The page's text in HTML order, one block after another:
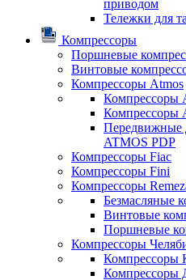
приводом
Тележки для
Компрессоры
Поршневые
Винтовые
Компрессоры Atmos
Компрессоры
Компрессоры
Передвижные
ATMOS PDP
Компрессоры Fiac
Компрессоры Fini
Компрессоры
Безмасляные
Винтовые
Поршневые
Компрессоры
Компрессоры
Компрессоры